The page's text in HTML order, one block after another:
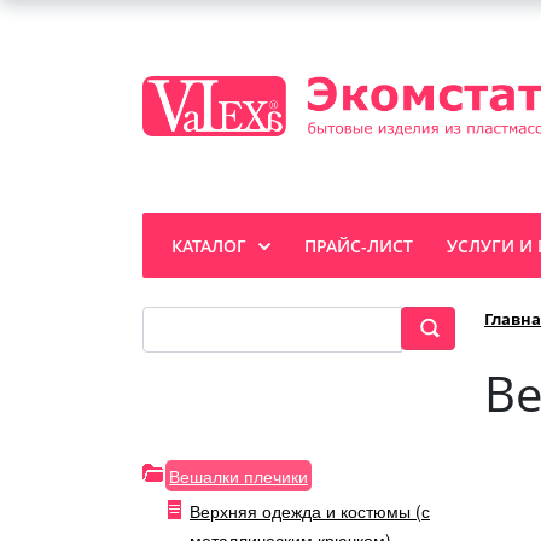
КАТАЛОГ ПРАЙС-ЛИСТ УСЛУГИ И
Вешалки плечики
Верхняя одежда и костюмы (с